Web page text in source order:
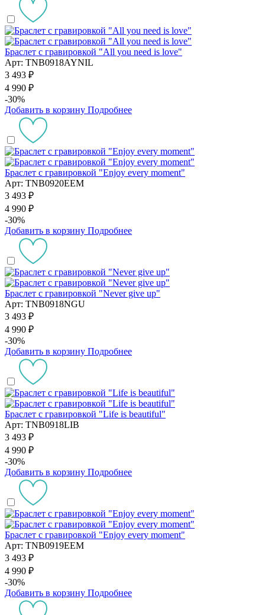
Браслет с гравировкой "All you need is love"
Арт: TNB0918AYNIL
3 493 ₽
4 990 ₽
-30%
Добавить в корзину Подробнее
Браслет с гравировкой "Enjoy every moment"
Арт: TNB0920EEM
3 493 ₽
4 990 ₽
-30%
Добавить в корзину Подробнее
Браслет с гравировкой "Never give up"
Арт: TNB0918NGU
3 493 ₽
4 990 ₽
-30%
Добавить в корзину Подробнее
Браслет с гравировкой "Life is beautiful"
Арт: TNB0918LIB
3 493 ₽
4 990 ₽
-30%
Добавить в корзину Подробнее
Браслет с гравировкой "Enjoy every moment"
Арт: TNB0919EEM
3 493 ₽
4 990 ₽
-30%
Добавить в корзину Подробнее